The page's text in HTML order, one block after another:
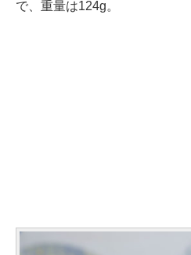
で、重量は124g。